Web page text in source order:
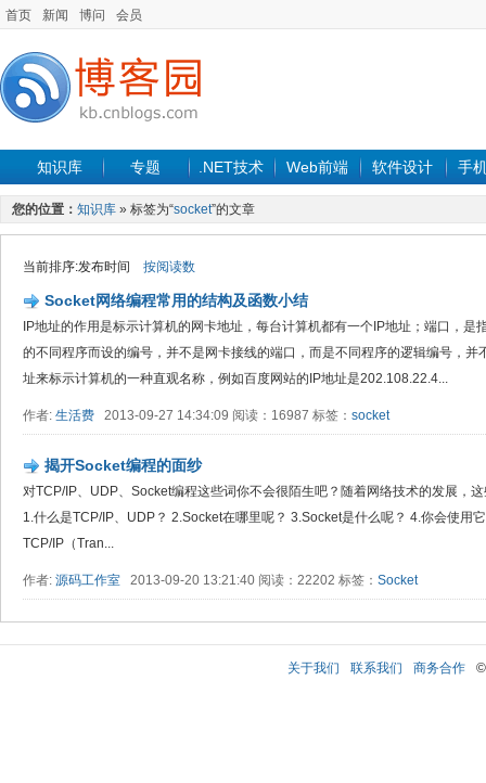
首页 新闻 博问 会员
知识库 专题 .NET技术 Web前端 软件设计 手
您的位置： 知识库 » 标签为“socket”的文章
当前排序:发布时间 按阅读数
Socket网络编程常用的结构及函数小结
IP地址的作用是标示计算机的网卡地址，每台计算机都有一个IP地址；端口，
的不同程序而设的编号，并不是网卡接线的端口，而是不同程序的逻辑编号，并
址来标示计算机的一种直观名称，例如百度网站的IP地址是202.108.22.4...
作者: 生活费 2013-09-27 14:34:09 阅读：16987 标签： socket
揭开Socket编程的面纱
对TCP/IP、UDP、Socket编程这些词你不会很陌生吧？随着网络技术的发展，
1.什么是TCP/IP、UDP？ 2.Socket在哪里呢？ 3.Socket是什么呢？ 4.你会使用
TCP/IP（Tran...
作者: 源码工作室 2013-09-20 13:21:40 阅读：22202 标签： Socket
关于我们 联系我们 商务合作